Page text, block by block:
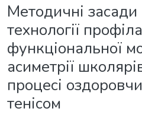
Методичні
технології
функціональної
асиметрії
процесі
тенісом